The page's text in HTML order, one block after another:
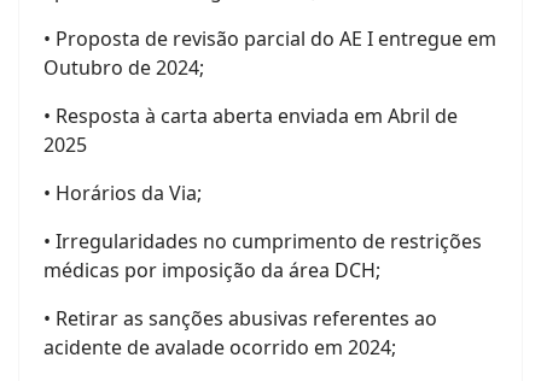
• Proposta de revisão parcial do AE I entregue em
Outubro de 2024;
• Resposta à carta aberta enviada em Abril de
2025
• Horários da Via;
• Irregularidades no cumprimento de restrições
médicas por imposição da área DCH;
• Retirar as sanções abusivas referentes ao
acidente de avalade ocorrido em 2024;